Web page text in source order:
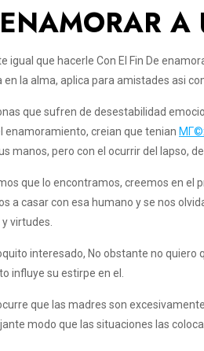
A
igual que hacerle Con El Fin De
la alma, aplica para amistades asi­
que sufren de desestabilidad
enamoramiento, creian que tenian
manos, pero con el ocurrir del lapso,
que lo encontramos, creemos en el
a casar con esa humano y se nos
virtudes.
interesado, No obstante no
influye su estirpe en el.
que las madres son
modo que las situaciones las